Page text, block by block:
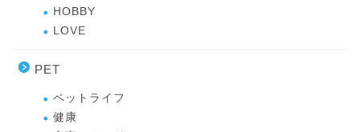
HOBBY
LOVE
PET
ペットライフ
健康